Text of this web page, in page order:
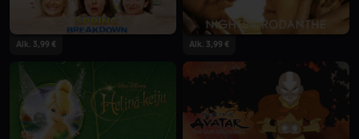
Alk. 3,99 € Alk. 3,99 €